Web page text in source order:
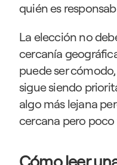
quién es
La elección no
cercanía
puede ser
sigue siendo
algo más lejana
cercana pero